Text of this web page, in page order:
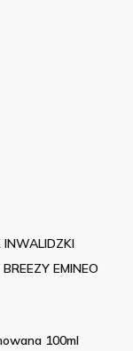
INWALIDZKI
EMINEO
100ml